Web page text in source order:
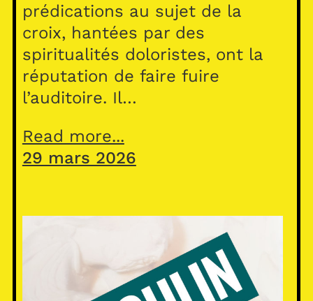
prédications au sujet de la
croix, hantées par des
spiritualités doloristes, ont la
réputation de faire fuire
l’auditoire. Il…
Read more...
29 mars 2026